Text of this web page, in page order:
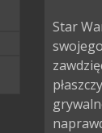
Star